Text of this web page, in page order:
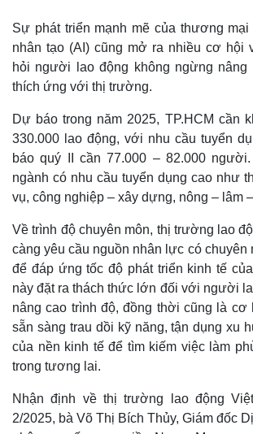
Pháp luật
Vụ án
Tin nóng
Tư vấn luật
Quân sự -
Vũ khí
Việt Nam
Phân tích
Sự phát triển mạnh mẽ của thương
nhân tạo (AI) cũng mở ra nhiều cơ hội
hỏi người lao động không ngừng
thích ứng với thị trường.
Dự báo trong năm 2025, TP.HCM cần
330.000 lao động, với nhu cầu tuyển
báo quý II cần 77.000 – 82.000
ngành có nhu cầu tuyển dụng cao như
vụ, công nghiệp – xây dựng, nông – lâm
Về trình độ chuyên môn, thị trường lao
càng yêu cầu nguồn nhân lực có chuyên
để đáp ứng tốc độ phát triển kinh tế
này đặt ra thách thức lớn đối với người
nâng cao trình độ, đồng thời cũng là cơ
sẵn sàng trau dồi kỹ năng, tận dụng xu
của nền kinh tế để tìm kiếm việc làm
trong tương lai.
Nhận định về thị trường lao động
2/2025, bà Võ Thị Bích Thủy, Giám đốc